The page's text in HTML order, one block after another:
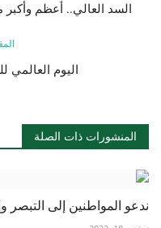
Arabic
السد العالي.. أعظم
اليوم العالمي
المنشورات ذات الصلة
ندعو المواطنين إلى التبصر